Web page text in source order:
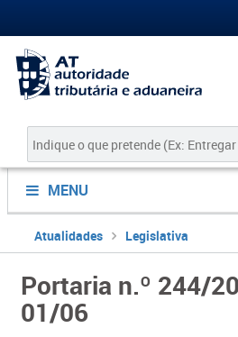
MENU
Atualidades Legislativa
Portaria n.º 244/
01/06